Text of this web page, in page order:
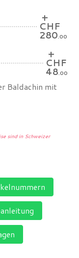
+
CHF
280.00
+
CHF
48 .00
Baldachin mit
sind in Schweizer